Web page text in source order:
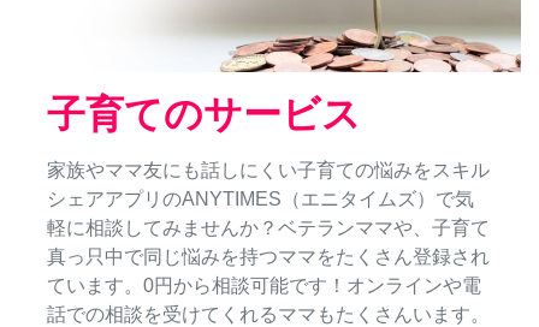
子育てのサービス
家族やママ友にも話しにくい子育ての悩みをスキル
シェアアプリのANYTIMES（エニタイムズ）で気
軽に相談してみませんか？ベテランママや、子育て
真っ只中で同じ悩みを持つママをたくさん登録され
ています。0円から相談可能です！オンラインや電
話での相談を受けてくれるママもたくさんいます。